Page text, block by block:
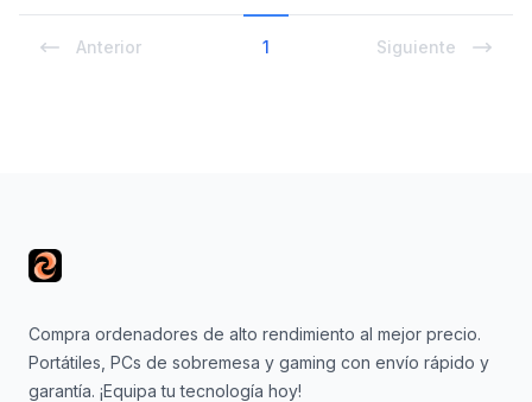
Anterior 1 Siguiente
Compra ordenadores de alto rendimiento al mejor precio.
Portátiles, PCs de sobremesa y gaming con envío rápido y
garantía. ¡Equipa tu tecnología hoy!